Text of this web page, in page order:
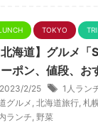
TOKYO
北海道】グルメ
ポン、値段、お
2023/2/25 1人ラン
グルメ 北海道旅行 札
ランチ 野菜